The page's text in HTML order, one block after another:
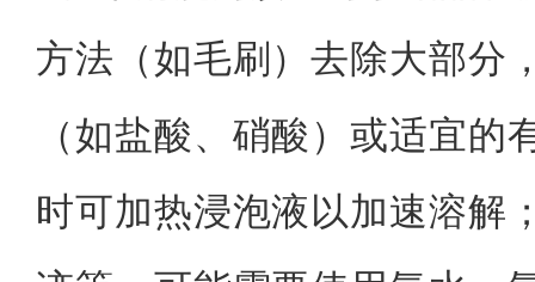
方法（如毛刷）去除大部分
（如盐酸、硝酸）或适宜的
时可加热浸泡液以加速溶解